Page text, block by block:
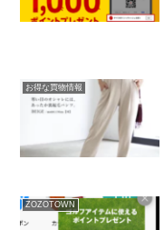
お得な買物情報
ZOZOTOWN